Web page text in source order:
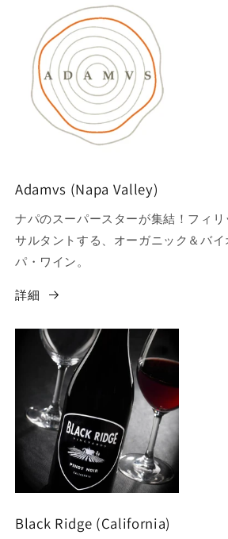
Adamvs (Napa Valley)
ナパのスーパースターが集結！フィ
サルタントする、オーガニック＆バ
パ・ワイン。
詳細
Black Ridge (California)